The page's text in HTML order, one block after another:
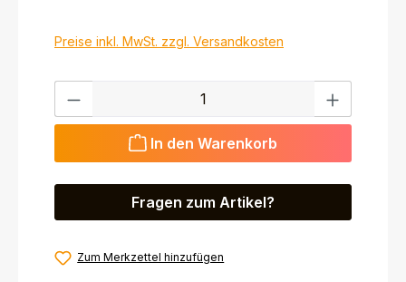
Preise inkl. MwSt. zzgl. Versandkosten
Produkt Anzahl: Gib den gewünschten Wert ein
In den Warenkorb
Fragen zum Artikel?
Zum Merkzettel hinzufügen